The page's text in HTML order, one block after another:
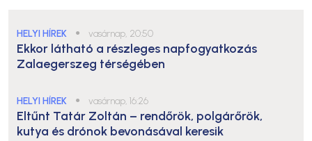
HELYI HÍREK ● vasárnap, 20:50
Ekkor látható a részleges napfogyatkozás
Zalaegerszeg térségében
HELYI HÍREK ● vasárnap, 16:26
Eltűnt Tatár Zoltán – rendőrök, polgárőrök,
kutya és drónok bevonásával keresik